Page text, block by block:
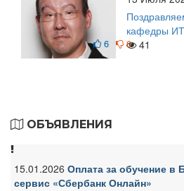
кафедры
6 0 41
ОБЪЯВЛЕНИЯ
15.01.2026 Оплата за обучение в
сервис «Сбербанк Онлайн»